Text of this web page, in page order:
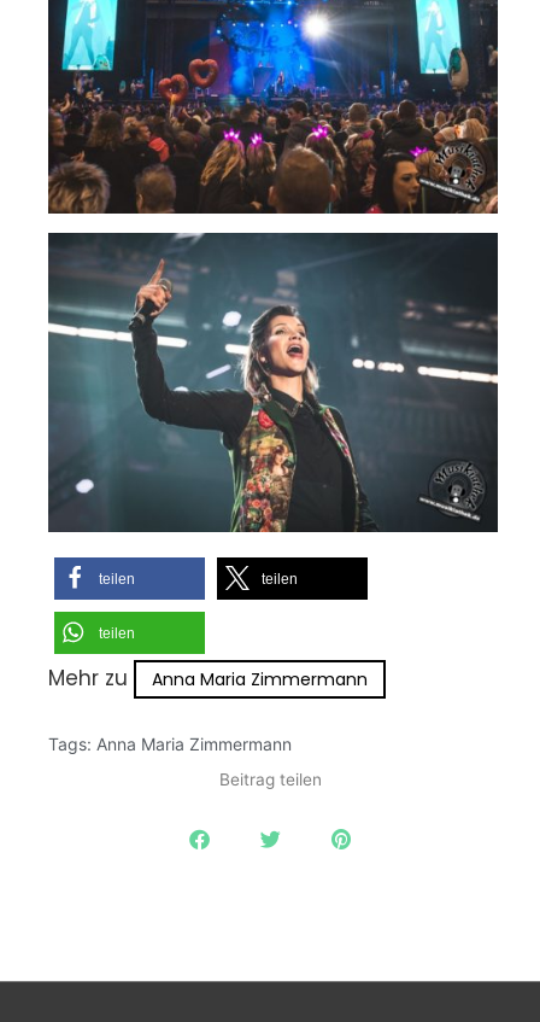
teilen teilen
teilen
Mehr zu Anna Maria Zimmermann
Tags: Anna Maria Zimmermann
Beitrag teilen